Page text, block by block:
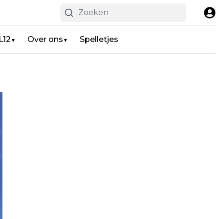
▼ Over ons ▼ Spelletjes